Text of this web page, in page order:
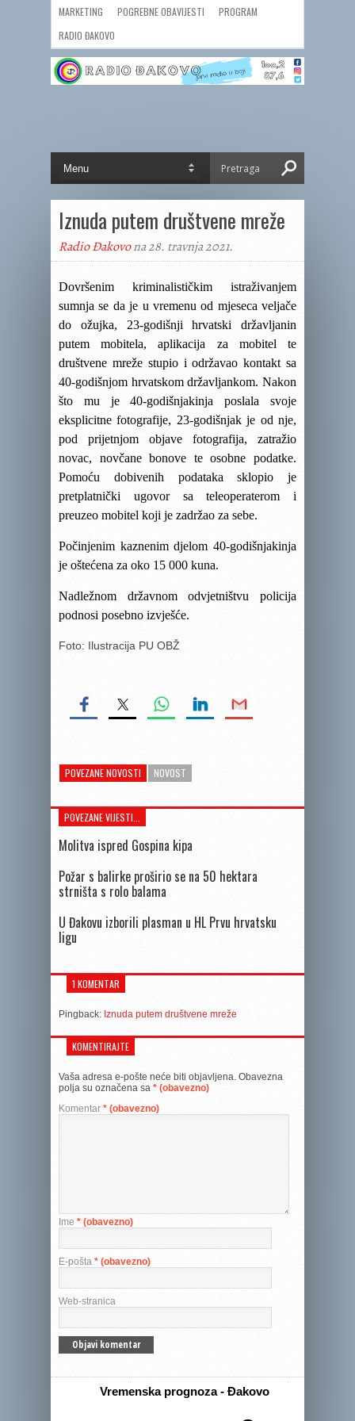
MARKETING POGREBNE OBAVIJESTI
PROGRAM
RADIO ĐAKOVO
Iznuda putem društvene mreže
Radio Đakovona 28. travnja 2021.
Dovršenim kriminalističkim istraživanjem
sumnja se da je u vremenu od mjeseca veljače
do ožujka, 23-godišnji hrvatski državljanin
putem mobitela, aplikacija za mobitel te
društvene mreže stupio i održavao kontakt sa
40-godišnjom hrvatskom državljankom. Nakon
što mu je 40-godišnjakinja poslala svoje
eksplicitne fotografije, 23-godišnjak je od nje,
pod prijetnjom objave fotografija, zatražio
novac, novčane bonove te osobne podatke.
Pomoću dobivenih podataka sklopio je
pretplatnički ugovor sa teleoperaterom i
preuzeo mobitel koji je zadržao za sebe.
Počinjenim kaznenim djelom 40-godišnjakinja
je oštećena za oko 15 000 kuna.
Nadležnom državnom odvjetništvu policija
podnosi posebno izvješće.
Foto: Ilustracija PU OBŽ
POVEZANE NOVOSTI NOVOST
POVEZANE VIJESTI...
Molitva ispred Gospina kipa
Požar s balirke proširio se na 50 hektara
strništa s rolo balama
U Đakovu izborili plasman u HL Prvu hrvatsku
ligu
1 KOMENTAR
Pingback: Iznuda putem društvene mreže
KOMENTIRAJTE
Vaša adresa e-pošte neće biti objavljena. Obavezna
polja su označena sa * (obavezno)
Komentar * (obavezno)
Ime * (obavezno)
E-pošta * (obavezno)
Web-stranica
Vremenska prognoza - Đakovo